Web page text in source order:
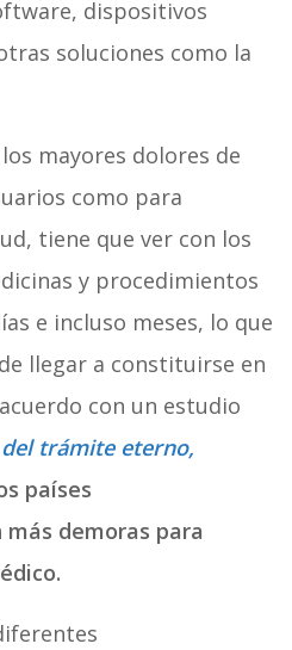
dispositivos
soluciones como la
mayores dolores de
como para
tiene que ver con los
y procedimientos
e incluso meses, lo que
llegar a constituirse en
con un estudio
trámite eterno,
países
demoras para